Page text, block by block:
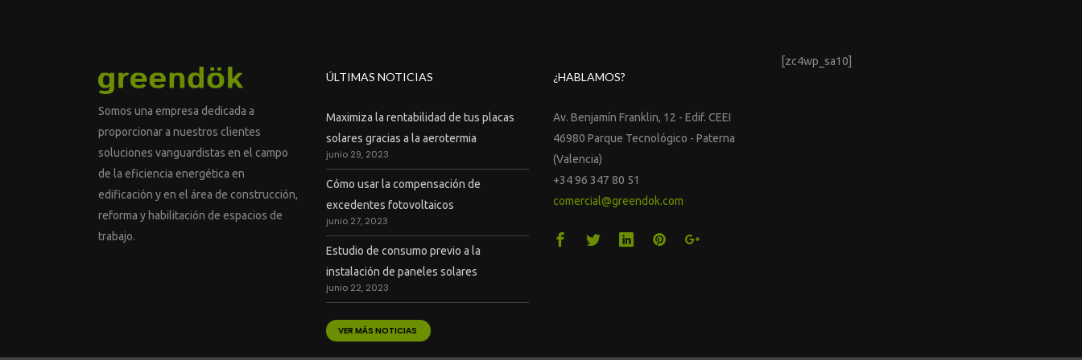
Somos una empresa dedicada a
proporcionar a nuestros clientes
soluciones vanguardistas en el campo
de la eficiencia energética en
edificación y en el área de construcción,
reforma y habilitación de espacios de
trabajo.
ÚLTIMAS NOTICIAS
Maximiza la rentabilidad de tus placas
solares gracias a la aerotermia
junio 29, 2023
Cómo usar la compensación de
excedentes fotovoltaicos
junio 27, 2023
Estudio de consumo previo a la
instalación de paneles solares
junio 22, 2023
VER MÁS NOTICIAS
¿HABLAMOS?
Av. Benjamín Franklin, 12 - Edif. CEEI
46980 Parque Tecnológico - Paterna
(Valencia)
+34 96 347 80 51
comercial@greendok.com
[zc4wp_sa10]